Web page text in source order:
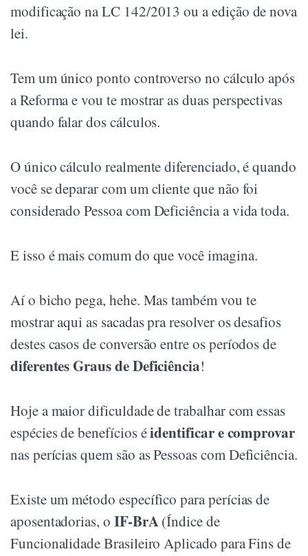
modificação na LC 142/2013 ou a edição de nova
lei.
Tem um único ponto controverso no cálculo após
a Reforma e vou te mostrar as duas perspectivas
quando falar dos cálculos.
O único cálculo realmente diferenciado, é quando
você se deparar com um cliente que não foi
considerado Pessoa com Deficiência a vida toda.
E isso é mais comum do que você imagina.
Aí o bicho pega, hehe. Mas também vou te
mostrar aqui as sacadas pra resolver os desafios
destes casos de conversão entre os períodos de
diferentes Graus de Deficiência!
Hoje a maior dificuldade de trabalhar com essas
espécies de benefícios éidentificar e comprovar
nas perícias quem são as Pessoas com Deficiência.
Existe um método específico para perícias de
aposentadorias, o IF-BrA(Índice de
Funcionalidade Brasileiro Aplicado para Fins de